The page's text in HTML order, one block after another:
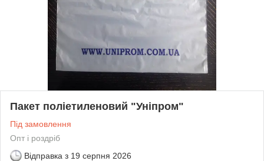
Пакет поліетиленовий "Уніпром"
Під замовлення
Опт і роздріб
Відправка з 19 серпня 2026